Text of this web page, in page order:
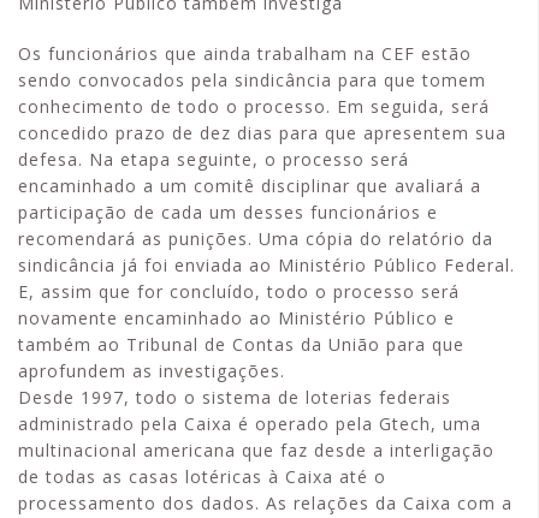
Os funcionários que ainda trabalham na CEF estão
sendo convocados pela sindicância para que tomem
conhecimento de todo o processo. Em seguida, será
concedido prazo de dez dias para que apresentem sua
defesa. Na etapa seguinte, o processo será
encaminhado a um comitê disciplinar que avaliará a
participação de cada um desses funcionários e
recomendará as punições. Uma cópia do relatório da
sindicância já foi enviada ao Ministério Público Federal.
E, assim que for concluído, todo o processo será
novamente encaminhado ao Ministério Público e
também ao Tribunal de Contas da União para que
aprofundem as investigações.
Desde 1997, todo o sistema de loterias federais
administrado pela Caixa é operado pela Gtech, uma
multinacional americana que faz desde a interligação
de todas as casas lotéricas à Caixa até o
processamento dos dados. As relações da Caixa com a